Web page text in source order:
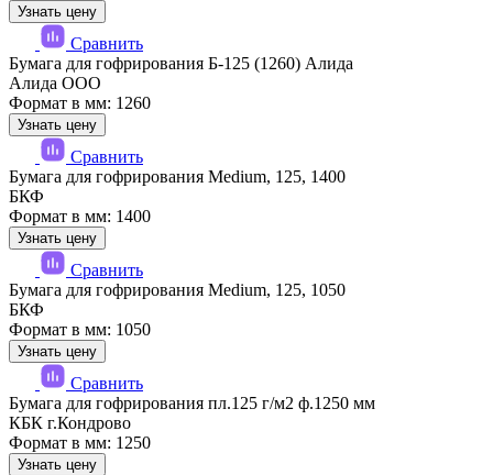
Узнать цену
Сравнить
Бумага для гофрирования Б-125 (1260) Алида
Алида ООО
Формат в мм: 1260
Узнать цену
Сравнить
Бумага для гофрирования Medium, 125, 1400
БКФ
Формат в мм: 1400
Узнать цену
Сравнить
Бумага для гофрирования Medium, 125, 1050
БКФ
Формат в мм: 1050
Узнать цену
Сравнить
Бумага для гофрирования пл.125 г/м2 ф.1250 мм
КБК г.Кондрово
Формат в мм: 1250
Узнать цену